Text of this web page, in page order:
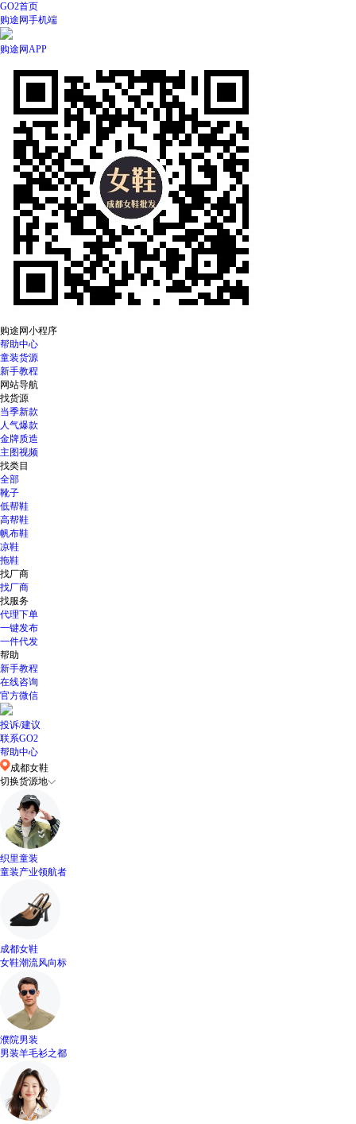
GO2首页
购途网手机端
购途网APP
购途网小程序
帮助中心
童装货源
新手教程
网站导航
找货源
当季新款
人气爆款
金牌质造
主图视频
找类目
全部
靴子
低帮鞋
高帮鞋
帆布鞋
凉鞋
拖鞋
找厂商
找厂商
找服务
代理下单
一键发布
一件代发
帮助
新手教程
在线咨询
官方微信
投诉/建议
联系GO2
帮助中心
成都女鞋
切换货源地
织里童装
童装产业领航者
成都女鞋
女鞋潮流风向标
濮院男装
男装羊毛衫之都